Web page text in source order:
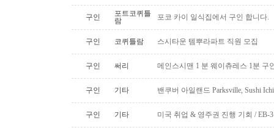
구인
포트코퀴틀
람
포코 카이 일식집에서 구인 합니다.
구인 코퀴틀람 스시타운 템뿌라파트 직원 모집
구인 써리 메인스시맨 1 분 웨이츄레스 1분 구
구인 기타 밴쿠버 아일랜드 Parksville, Sushi
구인 기타 미국 취업 & 영주권 진행 기회 / EB-